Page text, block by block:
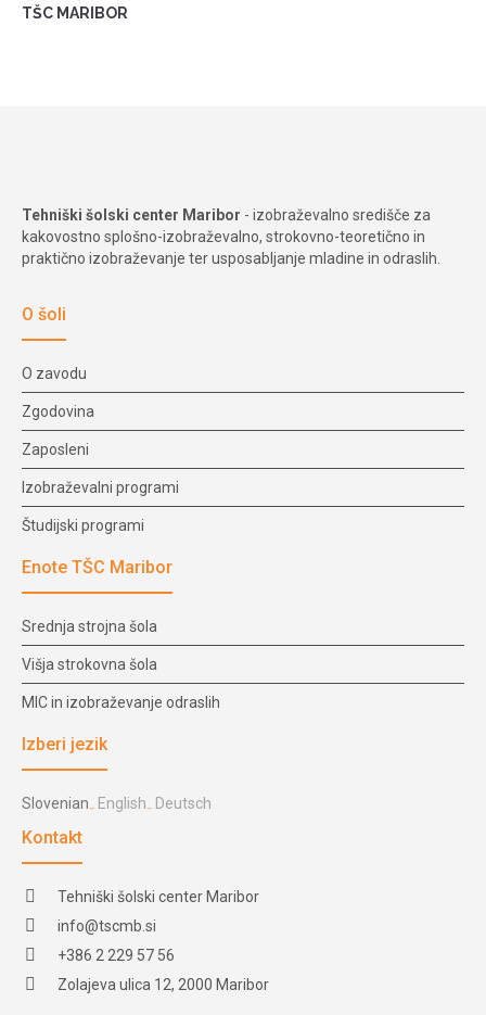
TŠC MARIBOR
Tehniški šolski center Maribor - izobraževalno središče za
kakovostno splošno-izobraževalno, strokovno-teoretično in
praktično izobraževanje ter usposabljanje mladine in odraslih.
O šoli
O zavodu
Zgodovina
Zaposleni
Izobraževalni programi
Študijski programi
Enote TŠC Maribor
Srednja strojna šola
Višja strokovna šola
MIC in izobraževanje odraslih
Izberi jezik
Slovenian English Deutsch
Kontakt
Tehniški šolski center Maribor
info@tscmb.si
+386 2 229 57 56
Zolajeva ulica 12, 2000 Maribor